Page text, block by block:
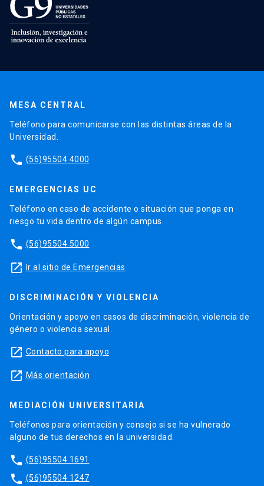
MESA CENTRAL
Teléfono para comunicarse con las distintas áreas de la
Universidad.
phone (56)95504 4000
EMERGENCIAS UC
Teléfono en caso de accidente o situación que ponga en
riesgo tu vida dentro de algún campus.
phone (56)95504 5000
launch Ir al sitio de Emergencias
DISCRIMINACIÓN Y VIOLENCIA
Orientación y apoyo en casos de discriminación, violencia de
género o violencia sexual.
launch Contacto para apoyo
launch Más orientación
MEDIACIÓN UNIVERSITARIA
Teléfonos para orientación y consejo si se ha vulnerado
alguno de tus derechos en la universidad.
phone (56)95504 1691
phone (56)95504 1247